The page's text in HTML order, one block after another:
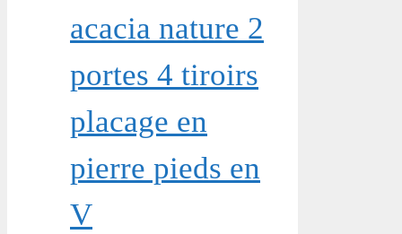
acacia nature 2
portes 4 tiroirs
placage en
pierre pieds en
V